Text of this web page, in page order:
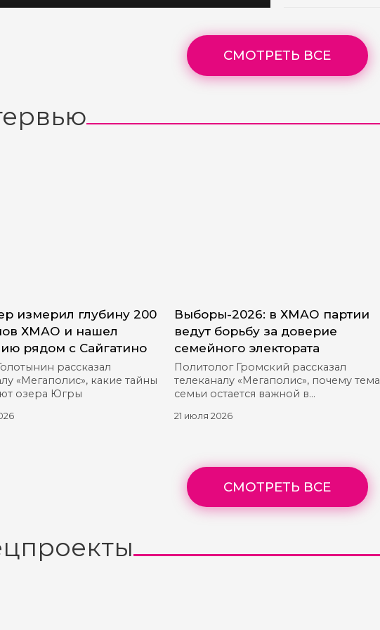
СМОТРЕТЬ ВСЕ
измерил глубину 200
ХМАО и нашел
рядом с Сайгатино
рассказал
«Мегаполис», какие тайны
озера Югры
Выборы-2026: в ХМАО партии
ведут борьбу за доверие
семейного электората
Политолог Громский рассказал
телеканалу «Мегаполис», почему тема
семьи остается важной в
21 июля 2026
СМОТРЕТЬ ВСЕ